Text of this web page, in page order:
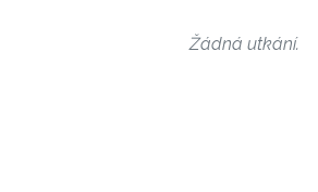
Žádná utkání.